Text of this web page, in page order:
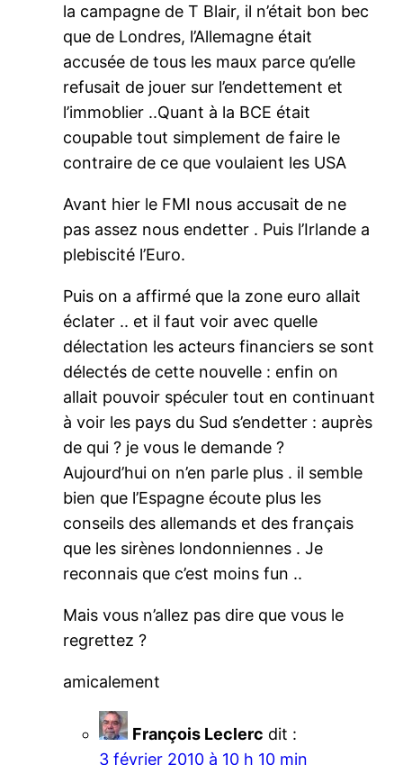
la campagne de T Blair, il n’était bon bec
que de Londres, l’Allemagne était
accusée de tous les maux parce qu’elle
refusait de jouer sur l’endettement et
l’immoblier ..Quant à la BCE était
coupable tout simplement de faire le
contraire de ce que voulaient les USA
Avant hier le FMI nous accusait de ne
pas assez nous endetter . Puis l’Irlande a
plebiscité l’Euro.
Puis on a affirmé que la zone euro allait
éclater .. et il faut voir avec quelle
délectation les acteurs financiers se sont
délectés de cette nouvelle : enfin on
allait pouvoir spéculer tout en continuant
à voir les pays du Sud s’endetter : auprès
de qui ? je vous le demande ?
Aujourd’hui on n’en parle plus . il semble
bien que l’Espagne écoute plus les
conseils des allemands et des français
que les sirènes londonniennes . Je
reconnais que c’est moins fun ..
Mais vous n’allez pas dire que vous le
regrettez ?
amicalement
François Leclerc dit :
3 février 2010 à 10 h 10 min